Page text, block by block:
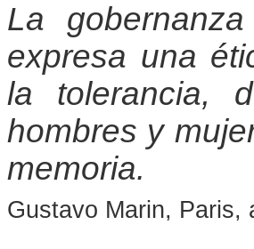
La
expresa una
la tolerancia,
hombres y
memoria.
Gustavo Marin, Paris,